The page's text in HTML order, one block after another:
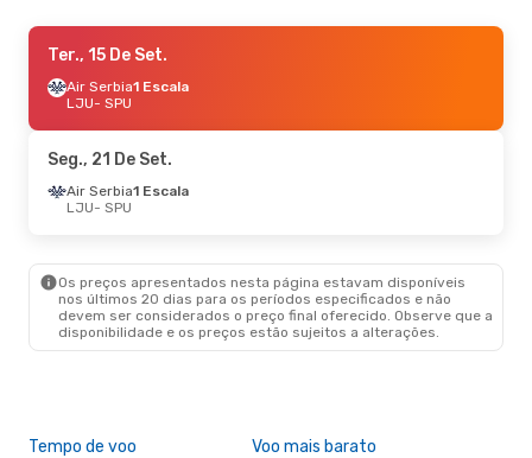
Seg., 21 De Set.
Lufthansa1 Escala
LJU- SPU
SPU- LJU
Sex., 11 De Set.- Sex., 18 De Set.
Ter., 15 De Set.
Air Serbia1 Escala
LJU- SPU
Seg., 21 De Set.
Air Serbia1 Escala
LJU- SPU
Os preços apresentados nesta página estavam disponíveis
nos últimos 20 dias para os períodos especificados e não
devem ser considerados o preço final oferecido. Observe que a
disponibilidade e os preços estão sujeitos a alterações.
Tempo de voo Voo mais barato